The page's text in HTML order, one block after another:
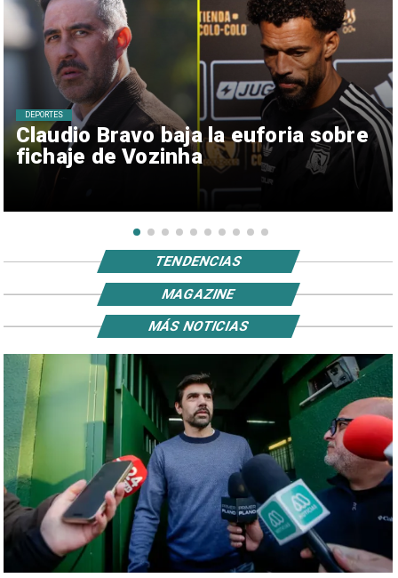
Claudio Bravo baja la euforia sobre
fichaje de Vozinha
DEPORTES
TENDENCIAS
MAGAZINE
MÁS NOTICIAS